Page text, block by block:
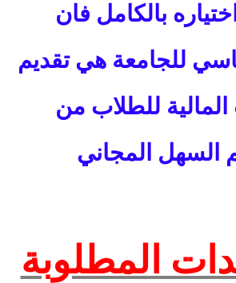
بالكامل فان
للجامعة هي تقديم
للطلاب من
السهل المجاني
المطلوبة